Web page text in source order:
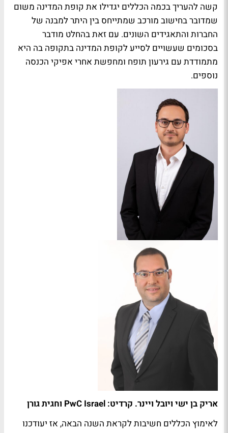
קשה להעריך בכמה הכללים יגדילו את קופת המדינה משום
שמדובר בחישוב מורכב שמתייחס בין היתר למבנה של
החברות והתאגידים השונים. עם זאת בהחלט מודבר
בסכומים שעשויים לסייע לקופת המדינה בתקופה בה היא
מתמודדת עם גירעון תופח ומחפשת אחרי אפיקי הכנסה
נוספים.
אריק בן ישי ויובל ויינר. קרדיט: PwC Israel וחגית גורן
לאימוץ הכללים חשיבות לקראת השנה הבאה, אז יעודכנו